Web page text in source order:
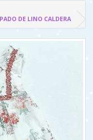
DE LINO CALDERA